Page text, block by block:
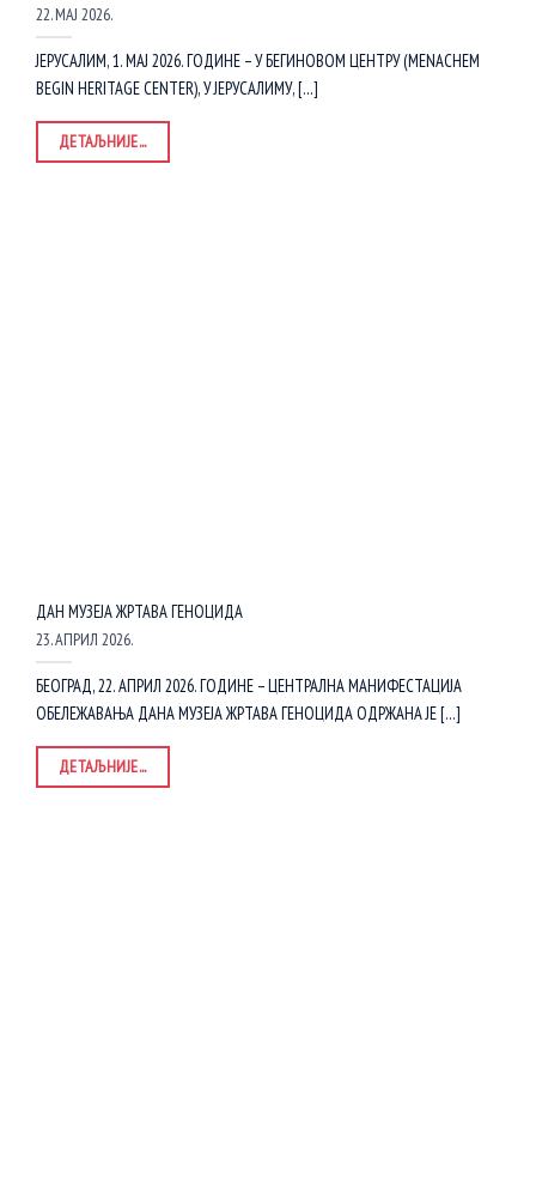
22. МАЈ 2026.
ЈЕРУСАЛИМ, 1. МАЈ 2026. ГОДИНЕ – У БЕГИНОВОМ ЦЕНТРУ (MENACHEM
BEGIN HERITAGE CENTER), У ЈЕРУСАЛИМУ, [...]
ДЕТАЉНИЈЕ...
ДАН МУЗЕЈА ЖРТАВА ГЕНОЦИДА
23. АПРИЛ 2026.
БЕОГРАД, 22. АПРИЛ 2026. ГОДИНЕ – ЦЕНТРАЛНА МАНИФЕСТАЦИЈА
ОБЕЛЕЖАВАЊА ДАНА МУЗЕЈА ЖРТАВА ГЕНОЦИДА ОДРЖАНА ЈЕ [...]
ДЕТАЉНИЈЕ...